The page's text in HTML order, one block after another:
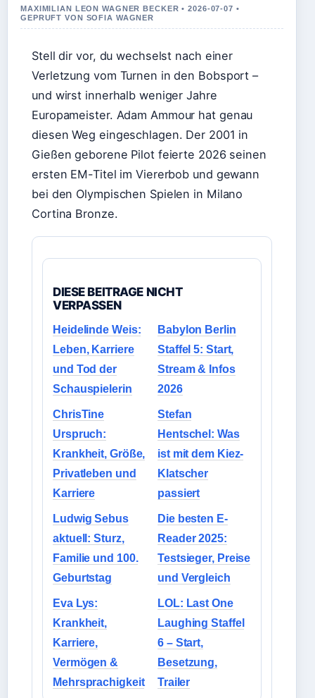
MAXIMILIAN LEON WAGNER BECKER • 2026-07-07 •
GEPRUFT VON SOFIA WAGNER
Stell dir vor, du wechselst nach einer
Verletzung vom Turnen in den Bobsport –
und wirst innerhalb weniger Jahre
Europameister. Adam Ammour hat genau
diesen Weg eingeschlagen. Der 2001 in
Gießen geborene Pilot feierte 2026 seinen
ersten EM-Titel im Viererbob und gewann
bei den Olympischen Spielen in Milano
Cortina Bronze.
DIESE BEITRAGE NICHT
VERPASSEN
Heidelinde Weis:
Leben, Karriere
und Tod der
Schauspielerin
Babylon Berlin
Staffel 5: Start,
Stream & Infos
2026
ChrisTine
Urspruch:
Krankheit, Größe,
Privatleben und
Karriere
Stefan
Hentschel: Was
ist mit dem Kiez-
Klatscher
passiert
Ludwig Sebus
aktuell: Sturz,
Familie und 100.
Geburtstag
Die besten E-
Reader 2025:
Testsieger, Preise
und Vergleich
Eva Lys:
Krankheit,
Karriere,
Vermögen &
Mehrsprachigkeit
LOL: Last One
Laughing Staffel
6 – Start,
Besetzung,
Trailer